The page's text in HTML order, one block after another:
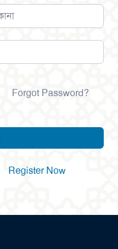
Forgot Password?
Register Now